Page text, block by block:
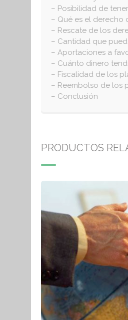
– Posibilidad de
– Qué es el derecho
– Rescate de los
– Cantidad que
– Aportaciones a
– Cuánto dinero
– Fiscalidad de los
– Reembolso de los
– Conclusión
PRODUCTOS